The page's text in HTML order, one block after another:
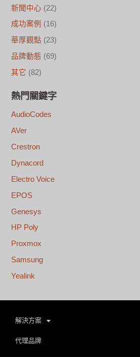
新聞中心 (22)
成功案例 (16)
華厚觀點 (23)
品牌動態 (69)
其它 (82)
熱門關鍵字
AudioCodes
AVer
Crestron
Dynacord
Electro Voice
EPOS
Genesys
HP Poly
Proxmox
Samsung
Yealink
解決方案
代理品牌